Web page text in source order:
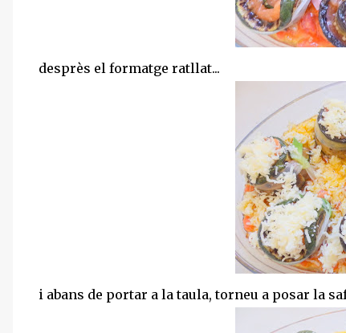
desprès el formatge ratllat...
i abans de portar a la taula, torneu a posar la